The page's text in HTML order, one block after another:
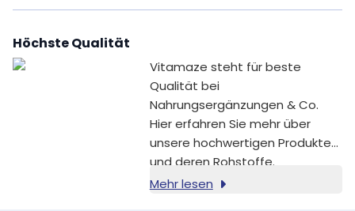
Höchste Qualität
Vitamaze steht für beste
Qualität bei
Nahrungsergänzungen & Co.
Hier erfahren Sie mehr über
unsere hochwertigen Produkte
und deren Rohstoffe.
Mehr lesen